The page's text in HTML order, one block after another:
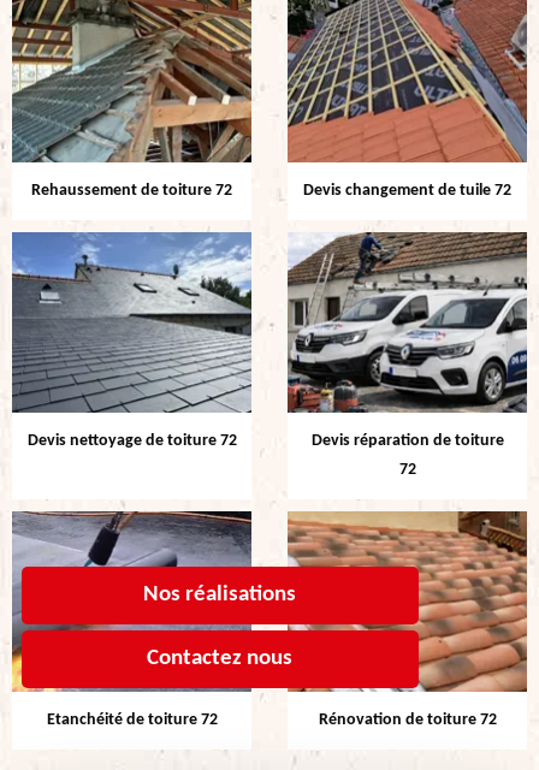
Nos réalisations
Contactez nous
Rehaussement de toiture 72 Devis changement de tuile 72
Devis nettoyage de toiture 72
Devis réparation de toiture
72
Etanchéité de toiture 72 Rénovation de toiture 72